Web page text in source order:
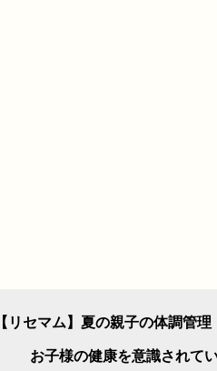
【リセマム】夏の親子の体調管
お子様の健康を意識されて